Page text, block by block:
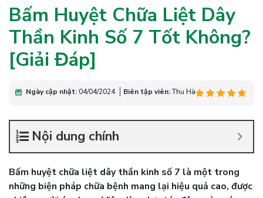
Bấm Huyệt Chữa Liệt Dây
Thần Kinh Số 7 Tốt Không?
[Giải Đáp]
Ngày cập nhật:04/04/2024 Biên tập viên:Thu Hà
Nội dung chính
Bấm huyệt chữa liệt dây thần kinh số 7 là một trong
những biện pháp chữa bệnh mang lại hiệu quả cao, được